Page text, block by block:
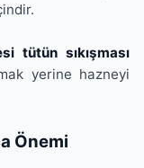
tütün sıkışması
yerine hazneyi
Önemi